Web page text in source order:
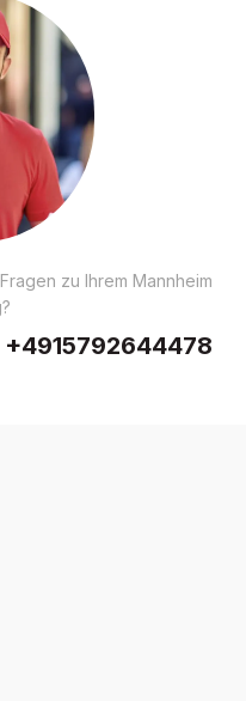
zu Ihrem Mannheim
+4915792644478